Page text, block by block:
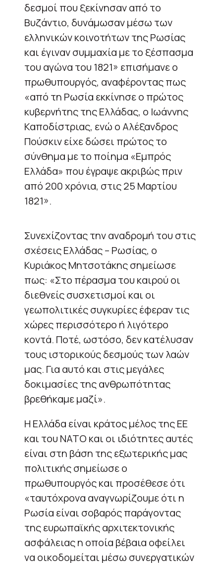
δεσμοί που ξεκίνησαν από το
Βυζάντιο, δυνάμωσαν μέσω των
ελληνικών κοινοτήτων της Ρωσίας
και έγιναν συμμαχία με το ξέσπασμα
του αγώνα του 1821» επισήμανε ο
πρωθυπουργός, αναφέροντας πως
«από τη Ρωσία εκκίνησε ο πρώτος
κυβερνήτης της Ελλάδας, ο Ιωάννης
Καποδίστριας, ενώ ο Αλέξανδρος
Πούσκιν είχε δώσει πρώτος το
σύνθημα με το ποίημα «Εμπρός
Ελλάδα» που έγραψε ακριβώς πριν
από 200 χρόνια, στις 25 Μαρτίου
1821».
Συνεχίζοντας την αναδρομή του στις
σχέσεις Ελλάδας – Ρωσίας, ο
Κυριάκος Μητσοτάκης σημείωσε
πως: «Στο πέρασμα του καιρού οι
διεθνείς συσχετισμοί και οι
γεωπολιτικές συγκυρίες έφεραν τις
χώρες περισσότερο ή λιγότερο
κοντά. Ποτέ, ωστόσο, δεν κατέλυσαν
τους ιστορικούς δεσμούς των λαών
μας. Για αυτό και στις μεγάλες
δοκιμασίες της ανθρωπότητας
βρεθήκαμε μαζί».
Η Ελλάδα είναι κράτος μέλος της ΕΕ
και του ΝΑΤΟ και οι ιδιότητες αυτές
είναι στη βάση της εξωτερικής μας
πολιτικής σημείωσε ο
πρωθυπουργός και προσέθεσε ότι
«ταυτόχρονα αναγνωρίζουμε ότι η
Ρωσία είναι σοβαρός παράγοντας
της ευρωπαϊκής αρχιτεκτονικής
ασφάλειας η οποία βέβαια οφείλει
να οικοδομείται μέσω συνεργατικών